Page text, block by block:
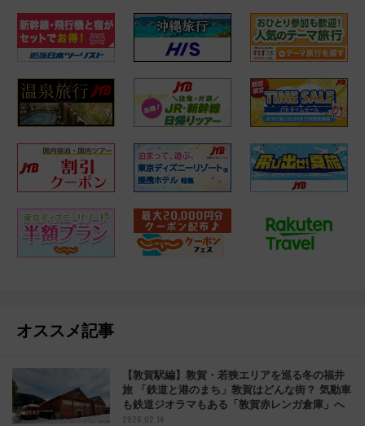
オススメ記事
【敦賀駅編】敦賀・若狭エリアを巡る冬の福井
旅 「鉄道と港のまち」敦賀はどんな街？ 気動車
も鉄道ジオラマもある「敦賀赤レンガ倉庫」へ
2026.02.14